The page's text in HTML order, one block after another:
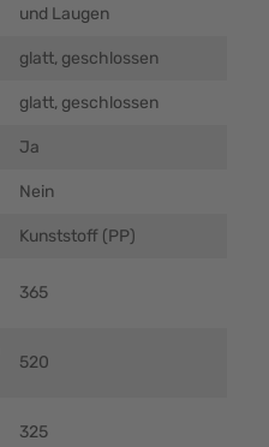
und Laugen
glatt, geschlossen
glatt, geschlossen
Ja
Nein
Kunststoff (PP)
365
520
325